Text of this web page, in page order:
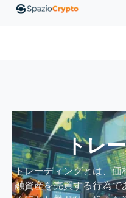
EthereumETH$1,880.58
トレ
トレーディングとは、価
融資産を売買する行為